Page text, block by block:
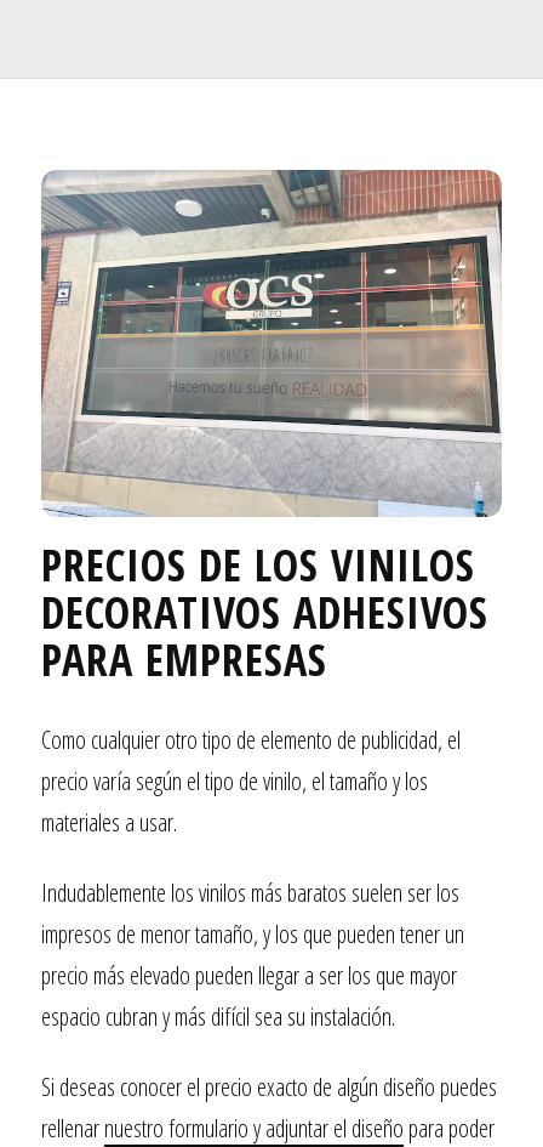
PRECIOS DE LOS VINILOS
DECORATIVOS ADHESIVOS
PARA EMPRESAS
Como cualquier otro tipo de elemento de publicidad, el
precio varía según el tipo de vinilo, el tamaño y los
materiales a usar.
Indudablemente los vinilos más baratos suelen ser los
impresos de menor tamaño, y los que pueden tener un
precio más elevado pueden llegar a ser los que mayor
espacio cubran y más difícil sea su instalación.
Si deseas conocer el precio exacto de algún diseño puedes
rellenarnuestro formulario y adjuntar el diseño para poder